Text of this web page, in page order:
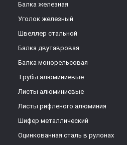
Балка железная
Уголок железный
Швеллер стальной
Балка двутавровая
Балка монорельсовая
Трубы алюминиевые
Листы алюминиевые
Листы рифленого алюминия
Шифер металлический
Оцинкованная сталь в рулонах